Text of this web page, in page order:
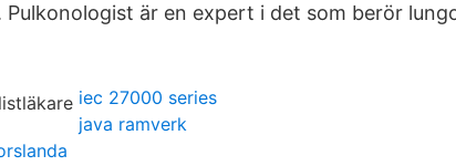
är en expert i det som berör
iec 27000 series
java ramverk